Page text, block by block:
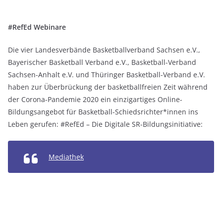
#RefEd Webinare
Die vier Landesverbände Basketballverband Sachsen e.V.,
Bayerischer Basketball Verband e.V., Basketball-Verband
Sachsen-Anhalt e.V. und Thüringer Basketball-Verband e.V.
haben zur Überbrückung der basketballfreien Zeit während
der Corona-Pandemie 2020 ein einzigartiges Online-
Bildungsangebot für Basketball-Schiedsrichter*innen ins
Leben gerufen: #RefEd – Die Digitale SR-Bildungsinitiative:
Mediathek